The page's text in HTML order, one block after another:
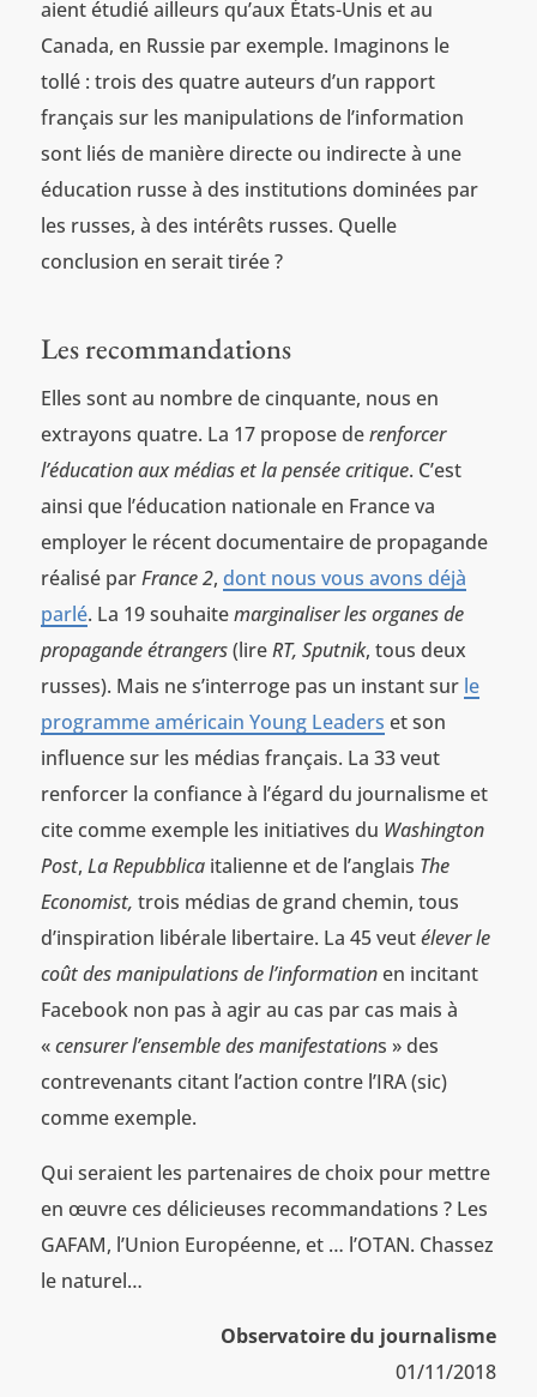
aient étudié ailleurs qu’aux États-Unis et au
Canada, en Russie par exemple. Imaginons le
tollé : trois des quatre auteurs d’un rapport
français sur les manipulations de l’information
sont liés de manière directe ou indirecte à une
éducation russe à des institutions dominées par
les russes, à des intérêts russes. Quelle
conclusion en serait tirée ?
Les recommandations
Elles sont au nombre de cinquante, nous en
extrayons quatre. La 17 propose derenforcer
l’éducation aux médias et la pensée critique. C’est
ainsi que l’éducation nationale en France va
employer le récent documentaire de propagande
réalisé parFrance 2, dont nous vous avons déjà
parlé. La 19 souhaitemarginaliser les organes de
propagande étrangers(lireRT, Sputnik, tous deux
russes). Mais ne s’interroge pas un instant sur le
programme américain Young Leaders et son
influence sur les médias français. La 33 veut
renforcer la confiance à l’égard du journalisme et
cite comme exemple les initiatives du Washington
Post, La Repubblicaitalienne et de l’anglais The
Economist, trois médias de grand chemin, tous
d’inspiration libérale libertaire. La 45 veutélever le
coût des manipulations de l’informationen incitant
Facebook non pas à agir au cas par cas mais à
«censurer l’ensemble des manifestations » des
contrevenants citant l’action contre l’IRA (sic)
comme exemple.
Qui seraient les partenaires de choix pour mettre
en œuvre ces délicieuses recommandations ? Les
GAFAM, l’Union Européenne, et … l’OTAN. Chassez
le naturel…
Observatoire du journalisme
01/11/2018